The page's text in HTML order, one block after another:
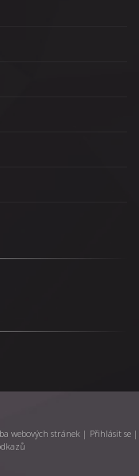
webových stránek | Přihlásit se |